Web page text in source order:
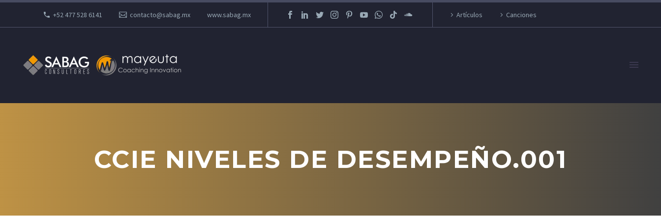
+52 477 528 6141 contacto@sabag.mx www.sabag.mx Artículos Canciones
CCIE NIVELES DE DESEMPEÑO.001